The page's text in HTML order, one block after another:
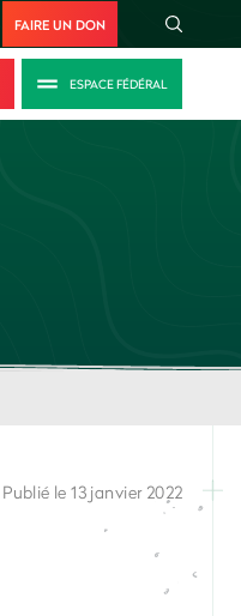
FAIRE UN DON
ESPACE FÉDÉRAL
Publié le 13 janvier 2022